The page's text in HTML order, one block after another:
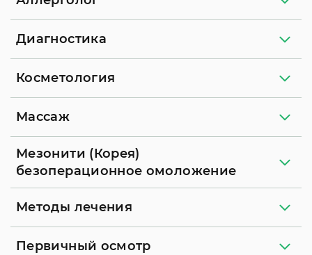
Диагностика
Косметология
Массаж
Мезонити (Корея)
безоперационное омоложение
Методы лечения
Первичный осмотр